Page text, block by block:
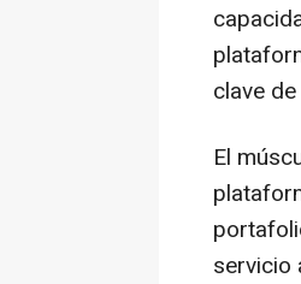
clave
El
servicio